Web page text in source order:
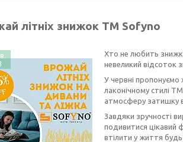
літніх знижок ТМ Sofyno
Хто не любить
невеликий
У червні пропонуємо
лаконічному стилі
атмосферу затишку
Завдяки зручності
подивитися цікавий
втілити у життя